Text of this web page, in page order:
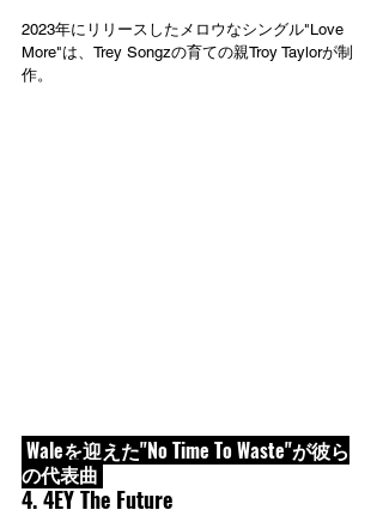
2023年にリリースしたメロウなシングル"Love
More"は、Trey Songzの育ての親Troy Taylorが制
作。
の代表曲
4. 4EY The Future